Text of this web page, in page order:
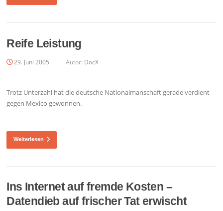
Reife Leistung
29. Juni 2005 Autor: DocX
Trotz Unterzahl hat die deutsche Nationalmanschaft gerade verdient
gegen Mexico gewonnen.
Weiterlesen
Ins Internet auf fremde Kosten –
Datendieb auf frischer Tat erwischt